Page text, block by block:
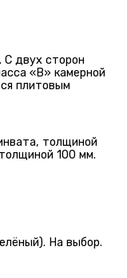
С двух сторон
«В» камерной
плитовым
толщиной
100 мм.
На выбор.